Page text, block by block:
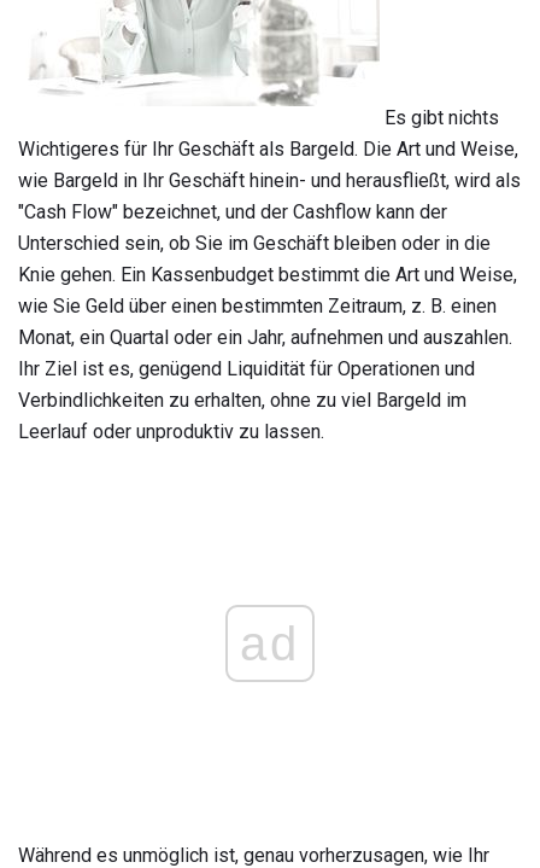
Es gibt nichts
Wichtigeres für Ihr Geschäft als Bargeld. Die Art und Weise,
wie Bargeld in Ihr Geschäft hinein- und herausfließt, wird als
"Cash Flow" bezeichnet, und der Cashflow kann der
Unterschied sein, ob Sie im Geschäft bleiben oder in die
Knie gehen. Ein Kassenbudget bestimmt die Art und Weise,
wie Sie Geld über einen bestimmten Zeitraum, z. B. einen
Monat, ein Quartal oder ein Jahr, aufnehmen und auszahlen.
Ihr Ziel ist es, genügend Liquidität für Operationen und
Verbindlichkeiten zu erhalten, ohne zu viel Bargeld im
Leerlauf oder unproduktiv zu lassen.
ad
Während es unmöglich ist, genau vorherzusagen, wie Ihr